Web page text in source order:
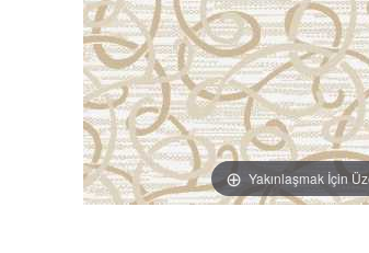
Yakınlaşmak İçin